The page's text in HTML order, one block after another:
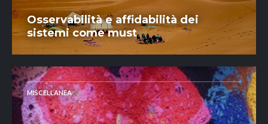
Osservabilità e affidabilità dei
sistemi come must
MISCELLANEA